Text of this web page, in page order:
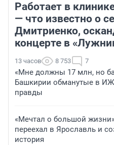
Работает в
— что известно о
Дмитриенко,
концерте в
13 часов 8 753 7
«Мне должны 17 млн, но
Башкирии обманутые в
правды
«Мечтал о большой
переехал в Ярославль и
история